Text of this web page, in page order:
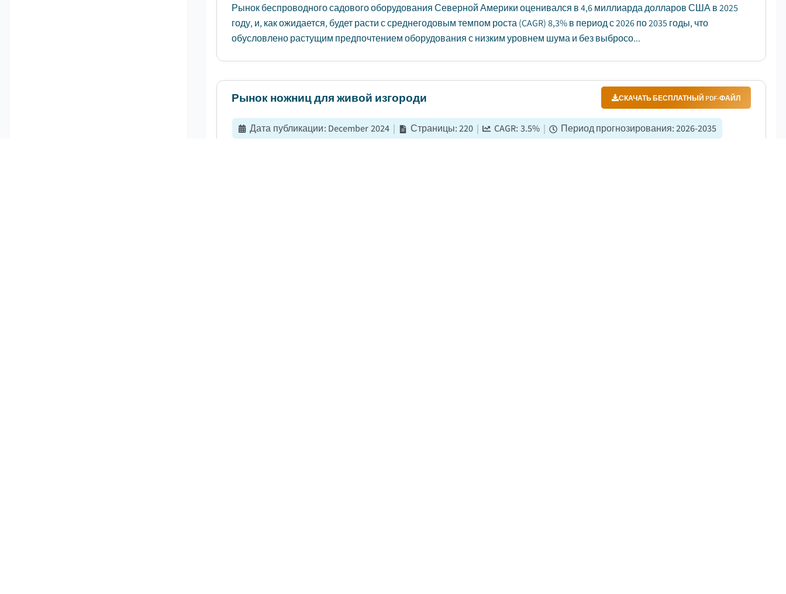
Рынок беспроводного садового оборудования Северной Америки оценивался в 4,6 миллиарда долларов США в 2025
году, и, как ожидается, будет расти с среднегодовым темпом роста (CAGR) 8,3% в период с 2026 по 2035 годы, что
обусловлено растущим предпочтением оборудования с низким уровнем шума и без выбросо...
Рынок ножниц для живой изгороди СКАЧАТЬ БЕСПЛАТНЫЙ PDF-ФАЙЛ
Дата публикации: December 2024 | Страницы:220 | CAGR: 3.5% | Период прогнозирования:2026-2035